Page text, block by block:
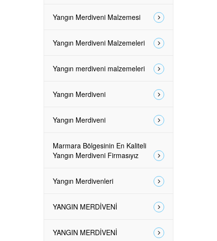
Yangın Merdiveni Malzemesi
Yangın Merdiveni Malzemeleri
Yangın merdiveni malzemeleri
Yangın Merdiveni
Yangın Merdiveni
Marmara Bölgesinin En Kaliteli
Yangın Merdiveni Firmasıyız
Yangın Merdivenleri
YANGIN MERDİVENİ
YANGIN MERDİVENİ